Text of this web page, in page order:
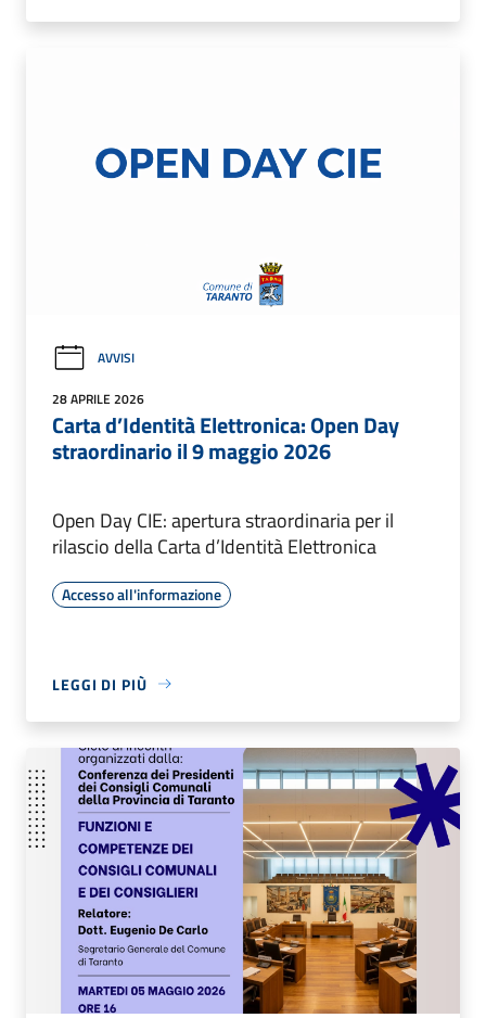
AVVISI
28 APRILE 2026
Carta d’Identità Elettronica: Open Day
straordinario il 9 maggio 2026
Open Day CIE: apertura straordinaria per il
rilascio della Carta d’Identità Elettronica
Accesso all'informazione
LEGGI DI PIÙ